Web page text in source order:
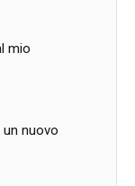
mio
nuovo